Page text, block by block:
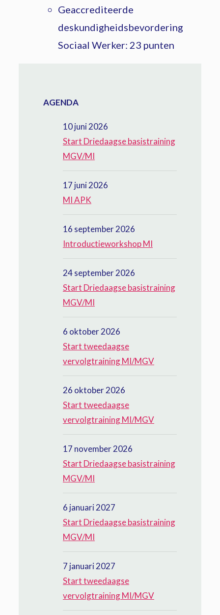
Geaccrediteerde
deskundigheidsbevordering
Sociaal Werker: 23 punten
AGENDA
10 juni 2026
Start Driedaagse basistraining
MGV/MI
17 juni 2026
MI APK
16 september 2026
Introductieworkshop MI
24 september 2026
Start Driedaagse basistraining
MGV/MI
6 oktober 2026
Start tweedaagse
vervolgtraining MI/MGV
26 oktober 2026
Start tweedaagse
vervolgtraining MI/MGV
17 november 2026
Start Driedaagse basistraining
MGV/MI
6 januari 2027
Start Driedaagse basistraining
MGV/MI
7 januari 2027
Start tweedaagse
vervolgtraining MI/MGV